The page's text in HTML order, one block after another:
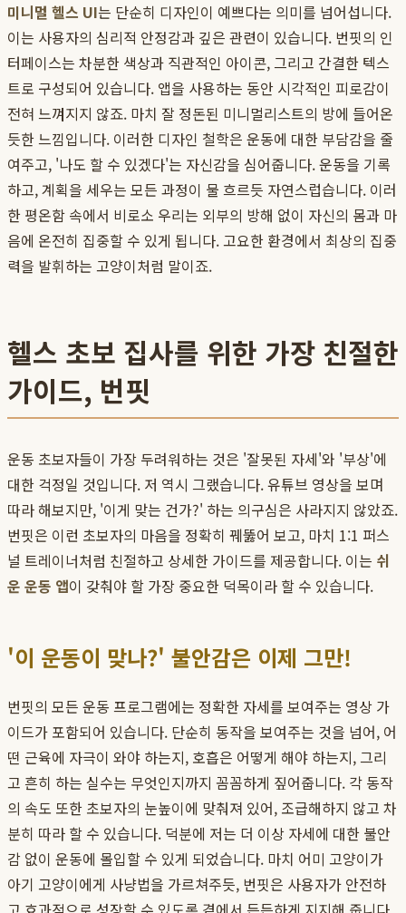
미니멀 헬스 UI는 단순히 디자인이 예쁘다는 의미를 넘어섭니다.
이는 사용자의 심리적 안정감과 깊은 관련이 있습니다. 번핏의 인
터페이스는 차분한 색상과 직관적인 아이콘, 그리고 간결한 텍스
트로 구성되어 있습니다. 앱을 사용하는 동안 시각적인 피로감이
전혀 느껴지지 않죠. 마치 잘 정돈된 미니멀리스트의 방에 들어온
듯한 느낌입니다. 이러한 디자인 철학은 운동에 대한 부담감을 줄
여주고, '나도 할 수 있겠다'는 자신감을 심어줍니다. 운동을 기록
하고, 계획을 세우는 모든 과정이 물 흐르듯 자연스럽습니다. 이러
한 평온함 속에서 비로소 우리는 외부의 방해 없이 자신의 몸과 마
음에 온전히 집중할 수 있게 됩니다. 고요한 환경에서 최상의 집중
력을 발휘하는 고양이처럼 말이죠.
헬스 초보 집사를 위한 가장 친절한
가이드, 번핏
운동 초보자들이 가장 두려워하는 것은 '잘못된 자세'와 '부상'에
대한 걱정일 것입니다. 저 역시 그랬습니다. 유튜브 영상을 보며
따라 해보지만, '이게 맞는 건가?' 하는 의구심은 사라지지 않았죠.
번핏은 이런 초보자의 마음을 정확히 꿰뚫어 보고, 마치 1:1 퍼스
널 트레이너처럼 친절하고 상세한 가이드를 제공합니다. 이는 쉬
운 운동 앱이 갖춰야 할 가장 중요한 덕목이라 할 수 있습니다.
'이 운동이 맞나?' 불안감은 이제 그만!
번핏의 모든 운동 프로그램에는 정확한 자세를 보여주는 영상 가
이드가 포함되어 있습니다. 단순히 동작을 보여주는 것을 넘어, 어
떤 근육에 자극이 와야 하는지, 호흡은 어떻게 해야 하는지, 그리
고 흔히 하는 실수는 무엇인지까지 꼼꼼하게 짚어줍니다. 각 동작
의 속도 또한 초보자의 눈높이에 맞춰져 있어, 조급해하지 않고 차
분히 따라 할 수 있습니다. 덕분에 저는 더 이상 자세에 대한 불안
감 없이 운동에 몰입할 수 있게 되었습니다. 마치 어미 고양이가
아기 고양이에게 사냥법을 가르쳐주듯, 번핏은 사용자가 안전하